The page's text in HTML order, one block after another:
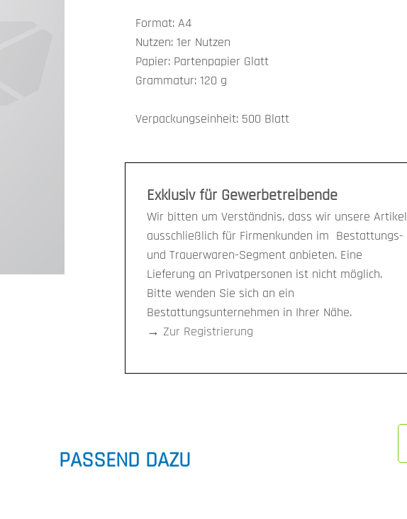
Format: A4
Nutzen: 1er Nutzen
Papier: Partenpapier Glatt
Grammatur: 120 g
Verpackungseinheit: 500 Blatt
Exklusiv für Gewerbetreibende
Wir bitten um Verständnis, dass wir unsere Artikel
ausschließlich für Firmenkunden im Bestattungs-
und Trauerwaren-Segment anbieten. Eine
Lieferung an Privatpersonen ist nicht möglich.
Bitte wenden Sie sich an ein
Bestattungsunternehmen in Ihrer Nähe.
→ Zur Registrierung
PASSEND DAZU